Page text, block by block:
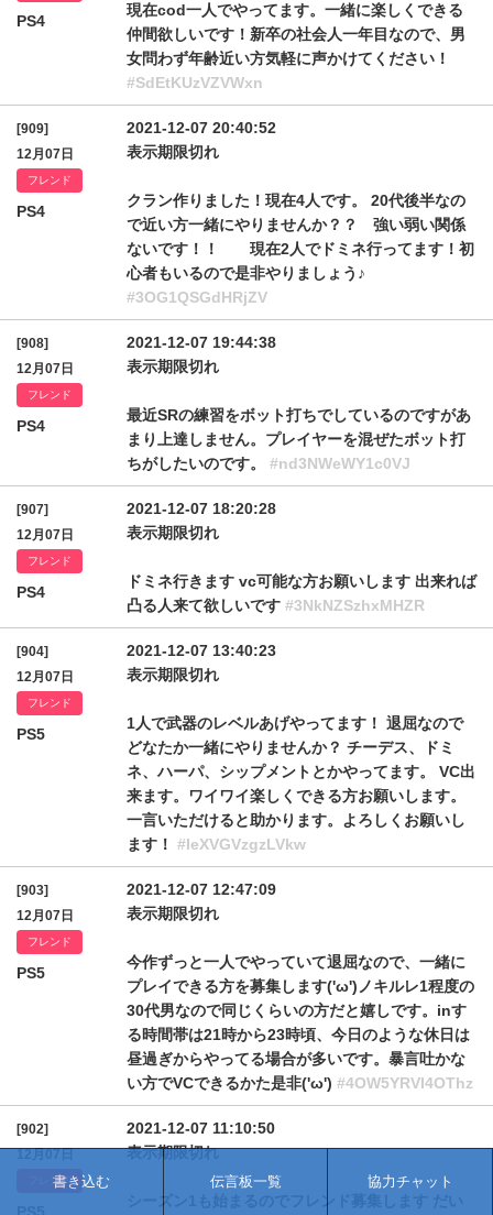
PS4
現在cod一人でやってます。一緒に楽しくできる
仲間欲しいです！新卒の社会人一年目なので、男
女問わず年齢近い方気軽に声かけてください！
#SdEtKUzVZVWxn
[909]
12月07日
フレンド
PS4
2021-12-07 20:40:52
表示期限切れ
クラン作りました！現在4人です。 20代後半なの
で近い方一緒にやりませんか？？ 強い弱い関係
ないです！！ 現在2人でドミネ行ってます！初
心者もいるので是非やりましょう♪
#3OG1QSGdHRjZV
[908]
12月07日
フレンド
PS4
2021-12-07 19:44:38
表示期限切れ
最近SRの練習をボット打ちでしているのですがあ
まり上達しません。プレイヤーを混ぜたボット打
ちがしたいのです。 #nd3NWeWY1c0VJ
[907]
12月07日
フレンド
PS4
2021-12-07 18:20:28
表示期限切れ
ドミネ行きます vc可能な方お願いします 出来れば
凸る人来て欲しいです #3NkNZSzhxMHZR
[904]
12月07日
フレンド
PS5
2021-12-07 13:40:23
表示期限切れ
1人で武器のレベルあげやってます！ 退屈なので
どなたか一緒にやりませんか？ チーデス、ドミ
ネ、ハーパ、シップメントとかやってます。 VC出
来ます。ワイワイ楽しくできる方お願いします。
一言いただけると助かります。よろしくお願いし
ます！ #IeXVGVzgzLVkw
[903]
12月07日
フレンド
PS5
2021-12-07 12:47:09
表示期限切れ
今作ずっと一人でやっていて退屈なので、一緒に
プレイできる方を募集します('ω')ノキルレ1程度の
30代男なので同じくらいの方だと嬉しです。inす
る時間帯は21時から23時頃、今日のような休日は
昼過ぎからやってる場合が多いです。暴言吐かな
い方でVCできるかた是非('ω') #4OW5YRVI4OThz
[902]
フレンド
2021-12-07 11:10:50
表示期限切れ
書き込む 伝言板一覧 協力チャット